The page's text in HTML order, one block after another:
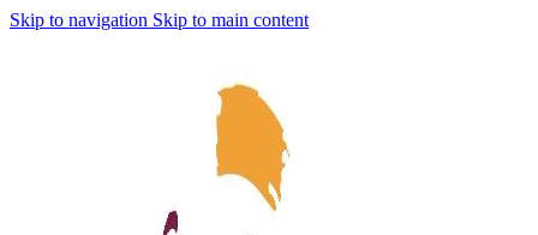
Skip to navigation Skip to main content